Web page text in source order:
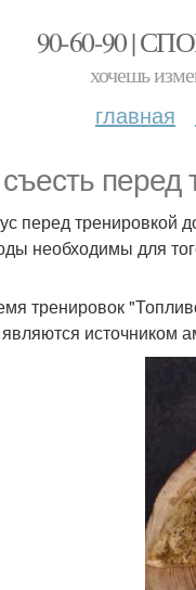
90-60-90 |
хочешь
главная
перед
перед тренировкой
необходимы для
тренировок